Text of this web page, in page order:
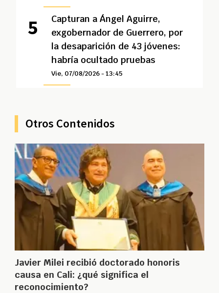
Capturan a Ángel Aguirre,
exgobernador de Guerrero, por
la desaparición de 43 jóvenes:
habría ocultado pruebas
Vie, 07/08/2026 - 13:45
Otros Contenidos
Javier Milei recibió doctorado honoris
causa en Cali: ¿qué significa el
reconocimiento?